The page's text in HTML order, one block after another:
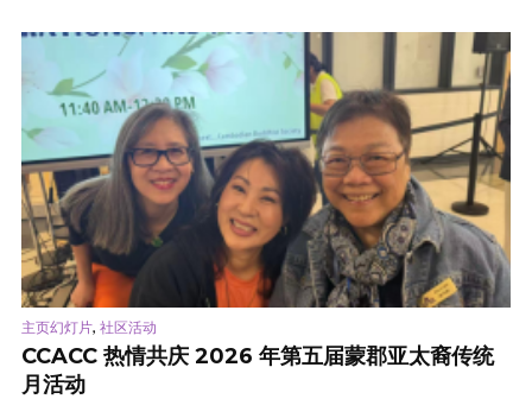
主页幻灯片, 社区活动
CCACC 热情共庆 2026 年第五届蒙郡亚太裔传统
月活动